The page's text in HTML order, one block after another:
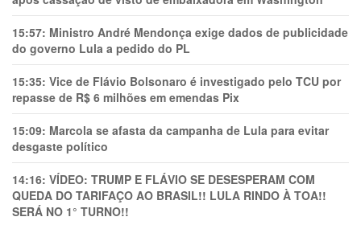
15:57: Ministro André Mendonça exige dados de publicidade
do governo Lula a pedido do PL
15:35: Vice de Flávio Bolsonaro é investigado pelo TCU por
repasse de R$ 6 milhões em emendas Pix
15:09: Marcola se afasta da campanha de Lula para evitar
desgaste político
14:16: VÍDEO: TRUMP E FLÁVIO SE DESESPERAM COM
QUEDA DO TARIFAÇO AO BRASIL!! LULA RINDO À TOA!!
SERÁ NO 1° TURNO!!